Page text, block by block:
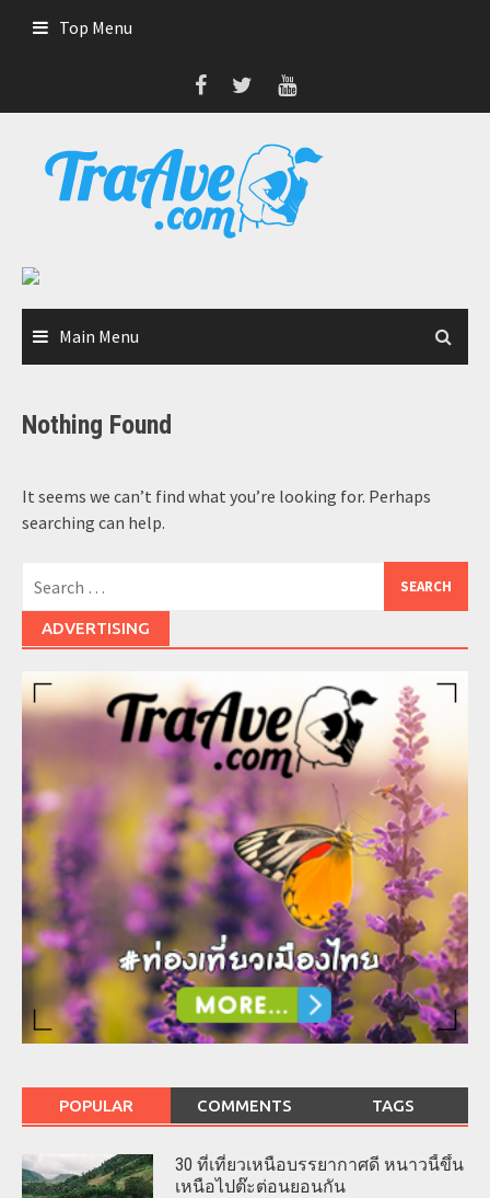
Top Menu
Main Menu
Nothing Found
It seems we can’t find what you’re looking for. Perhaps
searching can help.
ADVERTISING
POPULAR COMMENTS TAGS
30 ที่เที่ยวเหนือบรรยากาศดี หนาวนี้ขึ้น
เหนือไปต๊ะต่อนยอนกัน